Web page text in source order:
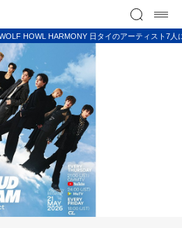
HOWL HARMONY 日タイのアーティスト7